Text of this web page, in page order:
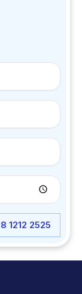
1212 2525